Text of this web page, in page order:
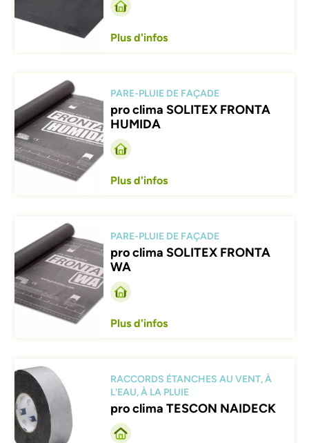
Plus d'infos
Afbeelding
PARE-PLUIE DE FAÇADE
pro clima SOLITEX FRONTA
HUMIDA
Plus d'infos
Afbeelding
PARE-PLUIE DE FAÇADE
pro clima SOLITEX FRONTA
WA
Plus d'infos
Afbeelding
RACCORDS ÉTANCHES AU VENT, À
L'EAU, À LA PLUIE
pro clima TESCON NAIDECK